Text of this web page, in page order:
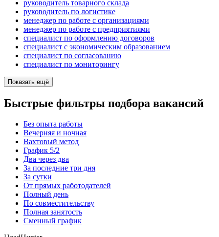
руководитель товарного склада
руководитель по логистике
менеджер по работе с организациями
менеджер по работе с предприятиями
специалист по оформлению договоров
специалист с экономическим образованием
специалист по согласованию
специалист по мониторингу
Показать ещё
Быстрые фильтры подбора вакансий
Без опыта работы
Вечерняя и ночная
Вахтовый метод
График 5/2
Два через два
За последние три дня
За сутки
От прямых работодателей
Полный день
По совместительству
Полная занятость
Сменный график